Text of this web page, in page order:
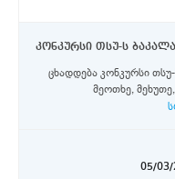
ცხადდება კონკურსი
მეოთხე,
05/